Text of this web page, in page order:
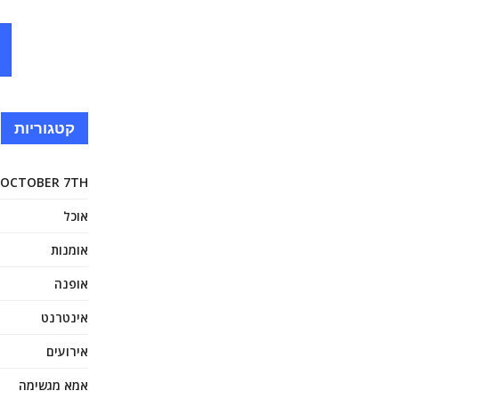
קטגוריות
OCTOBER 7TH
אוכל
אומנות
אופנה
אינטרנט
אירועים
אמא מגשימה